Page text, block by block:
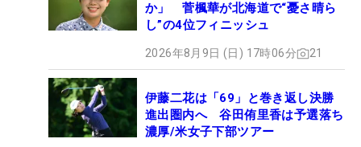
か」 菅楓華が北海道で“憂さ晴ら
し”の4位フィニッシュ
2026年8月9日 (日) 17時06分 21
伊藤二花は「69」と巻き返し決勝
進出圏内へ 谷田侑里香は予選落ち
濃厚/米女子下部ツアー